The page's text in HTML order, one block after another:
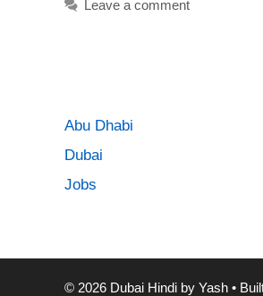
Leave a comment
Abu Dhabi
Dubai
Jobs
© 2026 Dubai Hindi by Yash •